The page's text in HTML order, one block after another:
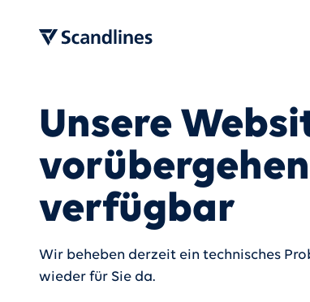
Unsere
verfügbar
Wir beheben derzeit ein technisches
wieder für Sie da.